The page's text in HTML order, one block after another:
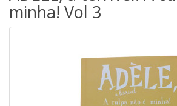
minha! Vol 3